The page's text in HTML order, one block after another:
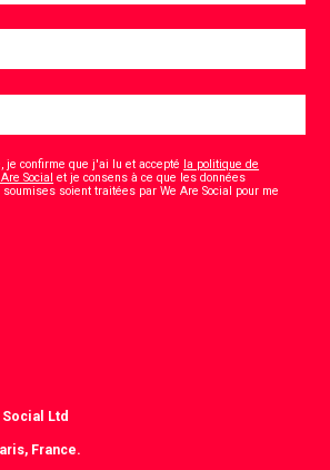
je confirme que j'ai lu et accepté la politique de
Social et je consens à ce que les données
soient traitées par We Are Social pour me
Ltd
France.